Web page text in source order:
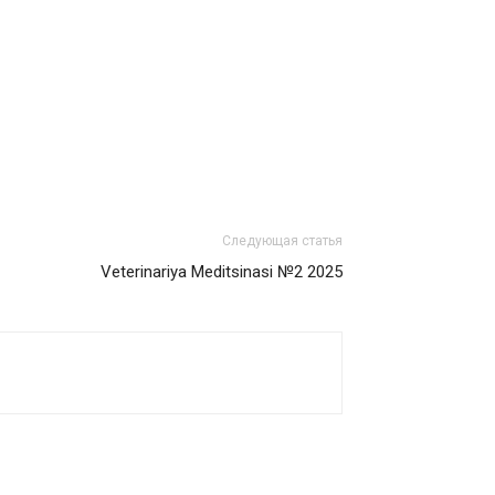
Следующая статья
Veterinariya Meditsinasi №2 2025